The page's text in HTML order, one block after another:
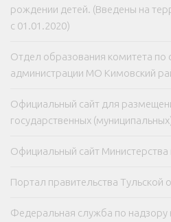
рождении детей. (Введены на
с 01.01.2020)
Отдел образования комитета
администрации МО Кимовский
Официальный сайт для
государственных
Официальный сайт
Портал правительства Тульской
Федеральная служба по надзору